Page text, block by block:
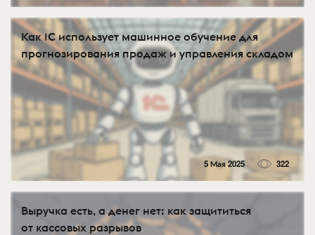
Как 1С использует машинное обучение для
прогнозирования продаж и управления складом
5 Мая 2025 322
Выручка есть, а денег нет: как защититься
от кассовых разрывов